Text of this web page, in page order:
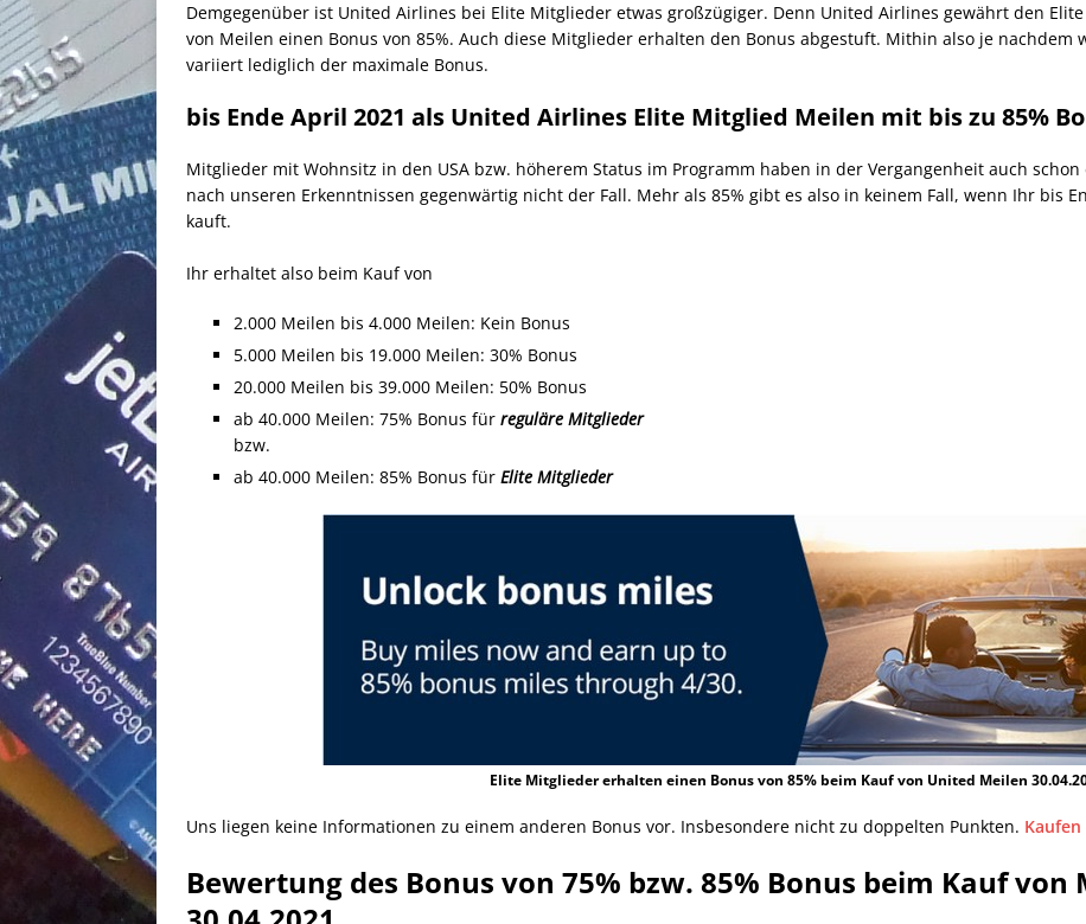
Demgegenüber ist United Airlines bei Elite Mitglieder etwas großzügiger. Denn United Airlines gewährt den
von Meilen einen Bonus von 85%. Auch diese Mitglieder erhalten den Bonus abgestuft. Mithin also je nachdem
variiert lediglich der maximale Bonus.
bis Ende April 2021 als United Airlines Elite Mitglied Meilen mit bis zu 85%
Mitglieder mit Wohnsitz in den USA bzw. höherem Status im Programm haben in der Vergangenheit auch
nach unseren Erkenntnissen gegenwärtig nicht der Fall. Mehr als 85% gibt es also in keinem Fall, wenn Ihr bis
kauft.
Ihr erhaltet also beim Kauf von
2.000 Meilen bis 4.000 Meilen: Kein Bonus
5.000 Meilen bis 19.000 Meilen: 30% Bonus
20.000 Meilen bis 39.000 Meilen: 50% Bonus
ab 40.000 Meilen: 75% Bonus für reguläre Mitglieder
bzw.
ab 40.000 Meilen: 85% Bonus für Elite Mitglieder
Elite Mitglieder erhalten einen Bonus von 85% beim Kauf von United Meilen
Uns liegen keine Informationen zu einem anderen Bonus vor. Insbesondere nicht zu doppelten Punkten.
Bewertung des Bonus von 75% bzw. 85% Bonus beim Kauf von